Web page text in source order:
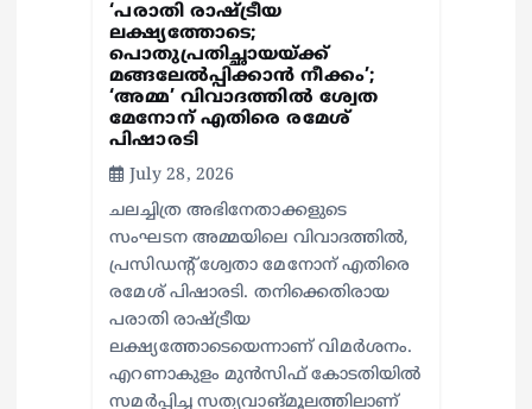
‘പരാതി രാഷ്ട്രീയ
ലക്ഷ്യത്തോടെ;
പൊതുപ്രതിച്ഛായയ്ക്ക്
മങ്ങലേല്‍പ്പിക്കാന്‍ നീക്കം’;
‘അമ്മ’ വിവാദത്തില്‍ ശ്വേത
മേനോന് എതിരെ രമേശ്
പിഷാരടി
July 28, 2026
ചലച്ചിത്ര അഭിനേതാക്കളുടെ
സംഘടന അമ്മയിലെ വിവാദത്തില്‍,
പ്രസിഡന്റ് ശ്വേതാ മേനോന് എതിരെ
രമേശ് പിഷാരടി. തനിക്കെതിരായ
പരാതി രാഷ്ട്രീയ
ലക്ഷ്യത്തോടെയെന്നാണ് വിമര്‍ശനം.
എറണാകുളം മുന്‍സിഫ് കോടതിയില്‍
സമര്‍പ്പിച്ച സത്യവാങ്മൂലത്തിലാണ്